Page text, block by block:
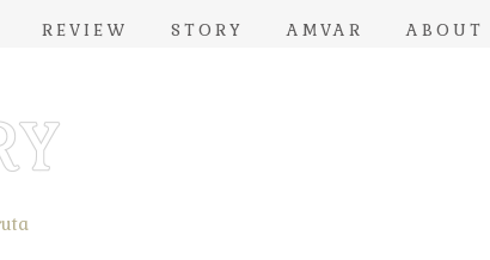
REVIEW STORY AMVAR ABOUT